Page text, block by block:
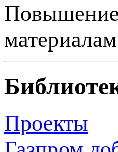
Повышение
материалам
Проекты